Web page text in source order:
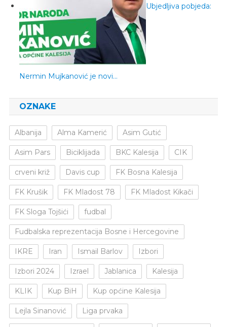
Ubjedljiva pobjeda:
Nermin Mujkanović je novi…
OZNAKE
Albanija Alma Kamerić Asim Gutić
Asim Pars Biciklijada BKC Kalesija CIK
crveni križ Davis cup FK Bosna Kalesija
FK Krušik FK Mladost 78 FK Mladost Kikači
FK Sloga Tojšići fudbal
Fudbalska reprezentacija Bosne i Hercegovine
IKRE Iran Ismail Barlov Izbori
Izbori 2024 Izrael Jablanica Kalesija
KLIK Kup BiH Kup općine Kalesija
Lejla Sinanović Liga prvaka